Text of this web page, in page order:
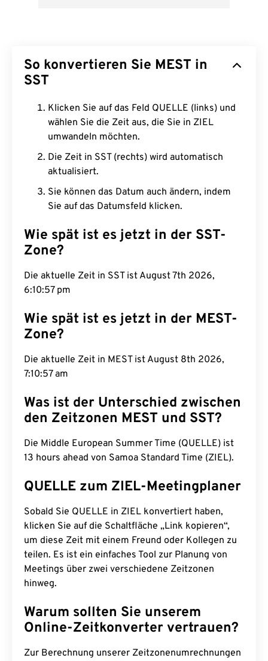
So konvertieren Sie MEST in
SST
Klicken Sie auf das Feld QUELLE (links) und
wählen Sie die Zeit aus, die Sie in ZIEL
umwandeln möchten.
Die Zeit in SST (rechts) wird automatisch
aktualisiert.
Sie können das Datum auch ändern, indem
Sie auf das Datumsfeld klicken.
Wie spät ist es jetzt in der SST-
Zone?
Die aktuelle Zeit in SST ist August 7th 2026,
6:10:58 pm
Wie spät ist es jetzt in der MEST-
Zone?
Die aktuelle Zeit in MEST ist August 8th 2026,
7:10:58 am
Was ist der Unterschied zwischen
den Zeitzonen MEST und SST?
Die Middle European Summer Time (QUELLE) ist
13 hours ahead von Samoa Standard Time (ZIEL).
QUELLE zum ZIEL-Meetingplaner
Sobald Sie QUELLE in ZIEL konvertiert haben,
klicken Sie auf die Schaltfläche „Link kopieren“,
um diese Zeit mit einem Freund oder Kollegen zu
teilen. Es ist ein einfaches Tool zur Planung von
Meetings über zwei verschiedene Zeitzonen
hinweg.
Warum sollten Sie unserem
Online-Zeitkonverter vertrauen?
Zur Berechnung unserer Zeitzonenumrechnungen